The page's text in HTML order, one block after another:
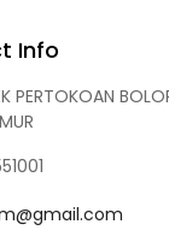
Info
PERTOKOAN